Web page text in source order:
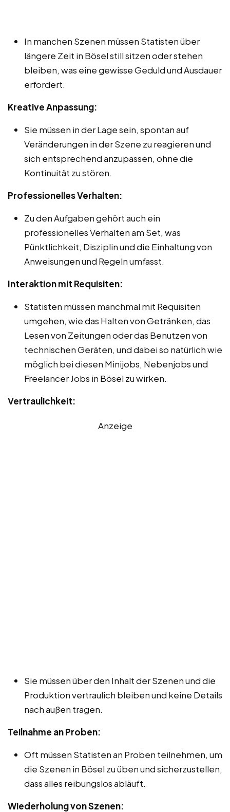
In manchen Szenen müssen Statisten über
längere Zeit in Bösel still sitzen oder stehen
bleiben, was eine gewisse Geduld und Ausdauer
erfordert.
Kreative Anpassung:
Sie müssen in der Lage sein, spontan auf
Veränderungen in der Szene zu reagieren und
sich entsprechend anzupassen, ohne die
Kontinuität zu stören.
Professionelles Verhalten:
Zu den Aufgaben gehört auch ein
professionelles Verhalten am Set, was
Pünktlichkeit, Disziplin und die Einhaltung von
Anweisungen und Regeln umfasst.
Interaktion mit Requisiten:
Statisten müssen manchmal mit Requisiten
umgehen, wie das Halten von Getränken, das
Lesen von Zeitungen oder das Benutzen von
technischen Geräten, und dabei so natürlich wie
möglich bei diesen Minijobs, Nebenjobs und
Freelancer Jobs in Bösel zu wirken.
Vertraulichkeit:
Anzeige
Sie müssen über den Inhalt der Szenen und die
Produktion vertraulich bleiben und keine Details
nach außen tragen.
Teilnahme an Proben:
Oft müssen Statisten an Proben teilnehmen, um
die Szenen in Bösel zu üben und sicherzustellen,
dass alles reibungslos abläuft.
Wiederholung von Szenen: